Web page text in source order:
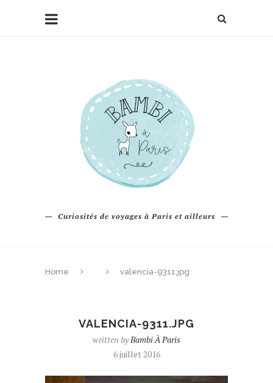
Curiosités de voyages à Paris et ailleurs
Home valencia-9311.jpg
VALENCIA-9311.JPG
written byBambi À Paris
6 juillet 2016